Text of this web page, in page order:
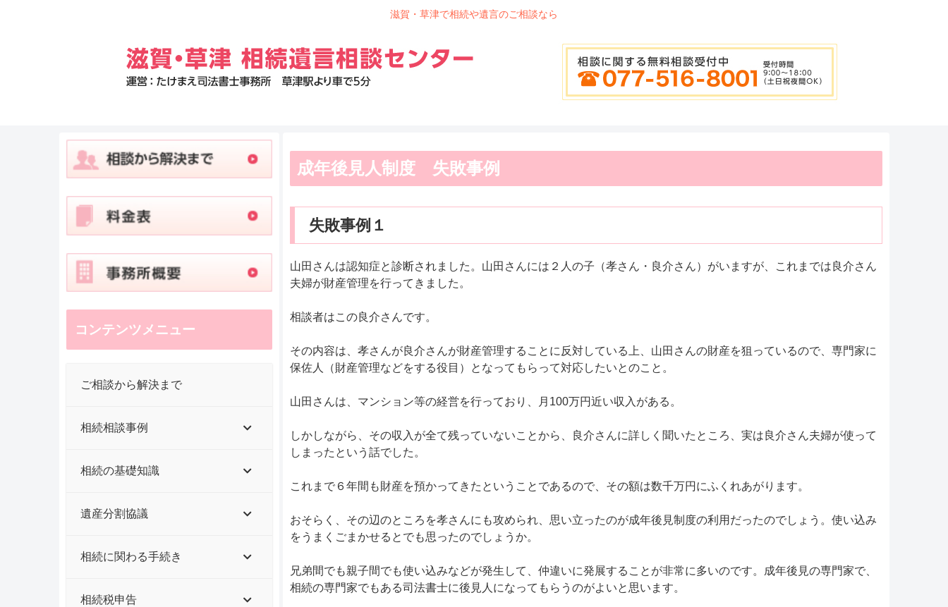
滋賀・草津で相続や遺言のご相談なら
成年後見人制度 失敗事例
失敗事例１
山田さんは認知症と診断されました。山田さんには２人の子（孝さん・良介さん）がいますが、これまでは良介さん
夫婦が財産管理を行ってきました。
相談者はこの良介さんです。
その内容は、孝さんが良介さんが財産管理することに反対している上、山田さんの財産を狙っているので、専門家に
保佐人（財産管理などをする役目）となってもらって対応したいとのこと。
山田さんは、マンション等の経営を行っており、月100万円近い収入がある。
しかしながら、その収入が全て残っていないことから、良介さんに詳しく聞いたところ、実は良介さん夫婦が使って
しまったという話でした。
これまで６年間も財産を預かってきたということであるので、その額は数千万円にふくれあがります。
おそらく、その辺のところを孝さんにも攻められ、思い立ったのが成年後見制度の利用だったのでしょう。使い込み
をうまくごまかせるとでも思ったのでしょうか。
兄弟間でも親子間でも使い込みなどが発生して、仲違いに発展することが非常に多いのです。成年後見の専門家で、
相続の専門家でもある司法書士に後見人になってもらうのがよいと思います。
コンテンツメニュー
ご相談から解決まで
相続相談事例
相続の基礎知識
遺産分割協議
相続に関わる手続き
相続税申告